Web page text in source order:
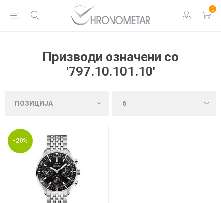
0
Призводи означени со
'797.10.101.10'
-20%